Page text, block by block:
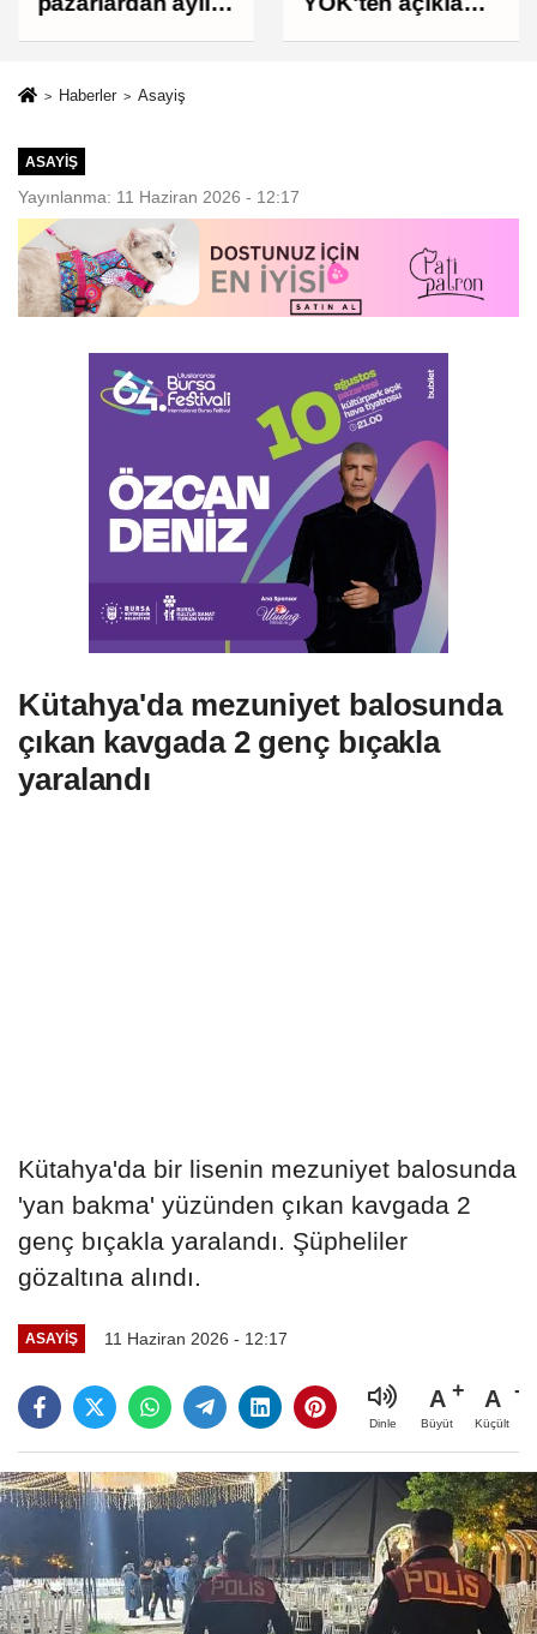
Haberler Asayiş
ASAYIŞ
Yayınlanma: 11 Haziran 2026 - 12:17
Kütahya'da mezuniyet balosunda
çıkan kavgada 2 genç bıçakla
yaralandı
Kütahya'da bir lisenin mezuniyet balosunda
'yan bakma' yüzünden çıkan kavgada 2
genç bıçakla yaralandı. Şüpheliler
gözaltına alındı.
ASAYIŞ 11 Haziran 2026 - 12:17
Dinle
A
Büyüt
A
Küçült